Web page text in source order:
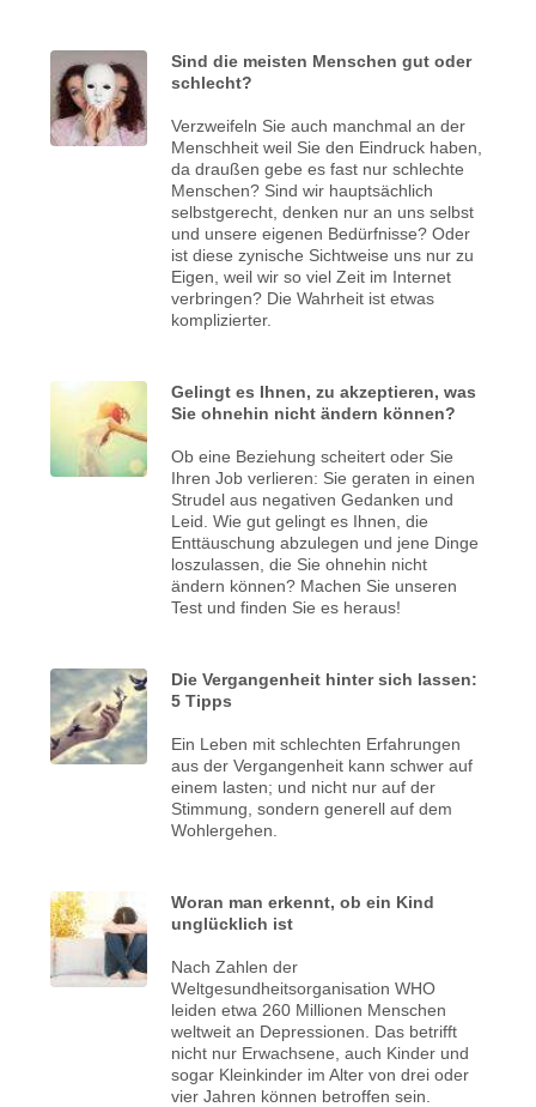
Sind die meisten Menschen gut oder
schlecht?
Verzweifeln Sie auch manchmal an der
Menschheit weil Sie den Eindruck haben,
da draußen gebe es fast nur schlechte
Menschen? Sind wir hauptsächlich
selbstgerecht, denken nur an uns selbst
und unsere eigenen Bedürfnisse? Oder
ist diese zynische Sichtweise uns nur zu
Eigen, weil wir so viel Zeit im Internet
verbringen? Die Wahrheit ist etwas
komplizierter.
Gelingt es Ihnen, zu akzeptieren, was
Sie ohnehin nicht ändern können?
Ob eine Beziehung scheitert oder Sie
Ihren Job verlieren: Sie geraten in einen
Strudel aus negativen Gedanken und
Leid. Wie gut gelingt es Ihnen, die
Enttäuschung abzulegen und jene Dinge
loszulassen, die Sie ohnehin nicht
ändern können? Machen Sie unseren
Test und finden Sie es heraus!
Die Vergangenheit hinter sich lassen:
5 Tipps
Ein Leben mit schlechten Erfahrungen
aus der Vergangenheit kann schwer auf
einem lasten; und nicht nur auf der
Stimmung, sondern generell auf dem
Wohlergehen.
Woran man erkennt, ob ein Kind
unglücklich ist
Nach Zahlen der
Weltgesundheitsorganisation WHO
leiden etwa 260 Millionen Menschen
weltweit an Depressionen. Das betrifft
nicht nur Erwachsene, auch Kinder und
sogar Kleinkinder im Alter von drei oder
vier Jahren können betroffen sein.